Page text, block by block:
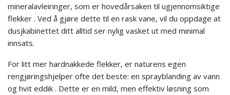
mineralavleiringer, som er hovedårsaken til ugjennomsiktige
flekker . Ved å gjøre dette til en rask vane, vil du oppdage at
dusjkabinettet ditt alltid ser nylig vasket ut med minimal
innsats.
For litt mer hardnakkede flekker, er naturens egen
rengjøringshjelper ofte det beste: en sprayblanding av vann
og hvit eddik . Dette er en mild, men effektiv løsning som